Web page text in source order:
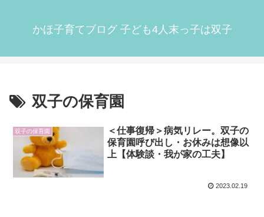
かほ子育てブログ 子ども4人末っ子は双子
双子の保育園
双子の保育園
＜仕事復帰＞病気リレー。双子の
保育園呼び出し・お休みは想像以
上【体験談・我が家の工夫】
2023.02.19